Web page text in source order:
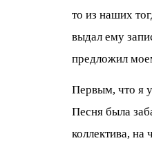
то из наших
выдал ему
предложил
Первым, что я
Песня была
коллектива,